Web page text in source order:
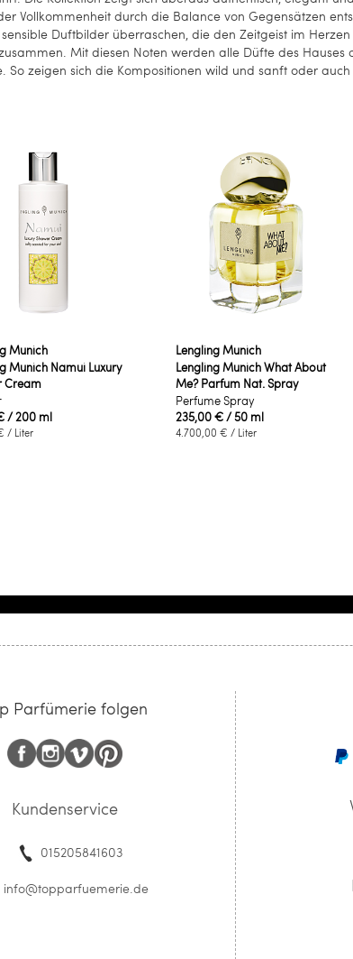
Vollkommenheit durch die Balance von Gegensätzen
Duftbilder überraschen, die den Zeitgeist im
Mit diesen Noten werden alle Düfte des Hauses
So zeigen sich die Kompositionen wild und sanft oder
Munich
Munich Namui Luxury
Cream
/ 200 ml
/ Liter
Lengling Munich
Lengling Munich What About
Me? Parfum Nat. Spray
Perfume Spray
235,00 €/ 50 ml
4.700,00 € / Liter
Parfümerie folgen
Kundenservice
015205841603
info@topparfuemerie.de